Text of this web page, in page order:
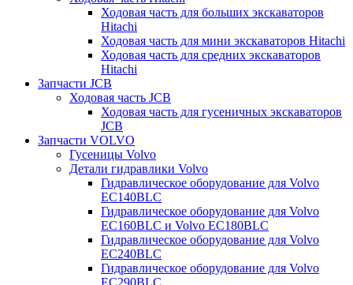
Ходовая часть для больших экскаваторов
Hitachi
Ходовая часть для мини экскаваторов Hitachi
Ходовая часть для средних экскаваторов
Hitachi
Запчасти JCB
Ходовая часть JCB
Ходовая часть для гусеничных экскаваторов
JCB
Запчасти VOLVO
Гусеницы Volvo
Детали гидравлики Volvo
Гидравлическое оборудование для Volvo
EC140BLC
Гидравлическое оборудование для Volvo
EC160BLC и Volvo EC180BLC
Гидравлическое оборудование для Volvo
EC240BLC
Гидравлическое оборудование для Volvo
EC290BLC